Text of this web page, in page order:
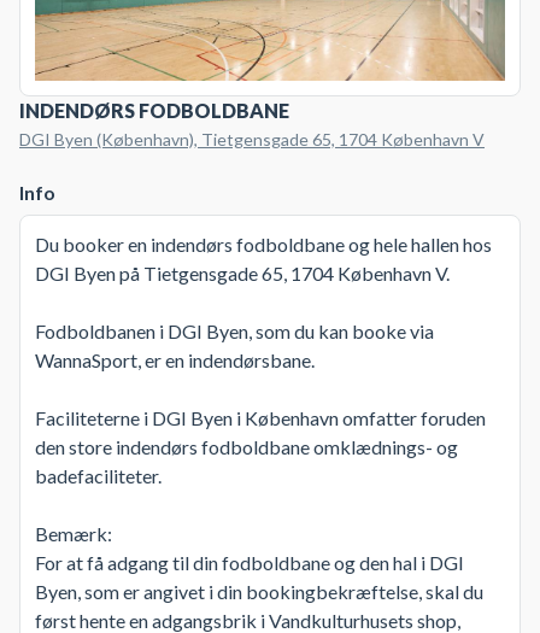
INDENDØRS FODBOLDBANE
DGI Byen (København), Tietgensgade 65, 1704 København V
Info
Du booker en indendørs fodboldbane og hele hallen hos
DGI Byen på Tietgensgade 65, 1704 København V.
Fodboldbanen i DGI Byen, som du kan booke via
WannaSport, er en indendørsbane.
Faciliteterne i DGI Byen i København omfatter foruden
den store indendørs fodboldbane omklædnings- og
badefaciliteter.
Bemærk:
For at få adgang til din fodboldbane og den hal i DGI
Byen, som er angivet i din bookingbekræftelse, skal du
først hente en adgangsbrik i Vandkulturhusets shop,